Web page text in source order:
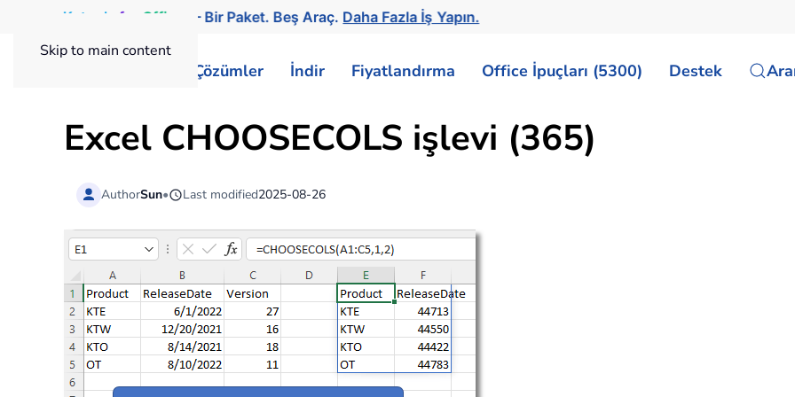
Skip to main content
Kutools for Office — Bir Paket. Beş Araç.Daha Fazla İş Yapın.
Çözümler İndir Fiyatlandırma Office İpuçları (5300) Destek
Excel CHOOSECOLS işlevi (365)
AuthorSun• Last modified2025-08-26